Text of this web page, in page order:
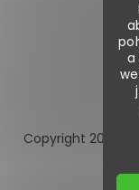
a
Copyright 2026